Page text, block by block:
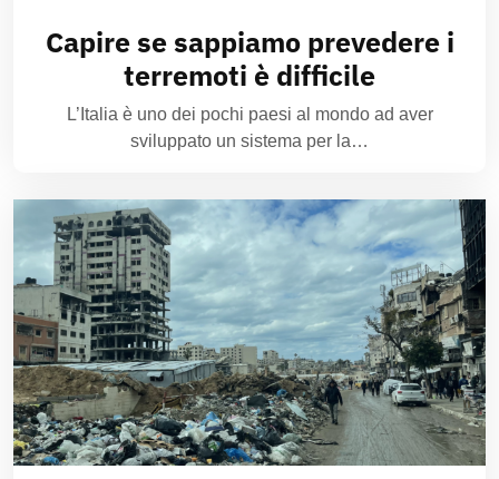
Capire se sappiamo prevedere i
terremoti è difficile
L’Italia è uno dei pochi paesi al mondo ad aver
sviluppato un sistema per la…